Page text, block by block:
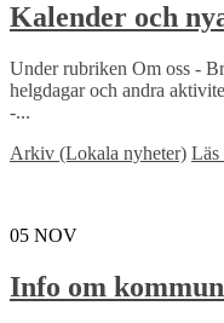
Kalender och
Under rubriken Om oss -
helgdagar och andra
-...
Arkiv (Lokala nyheter) Läs
05 NOV
Info om